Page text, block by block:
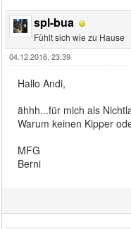
spl-bua
Fühlt sich wie zu Hause
04.12.2016, 23:39
Hallo Andi,
ähhh...für mich als
Warum keinen Kipper
MFG
Berni